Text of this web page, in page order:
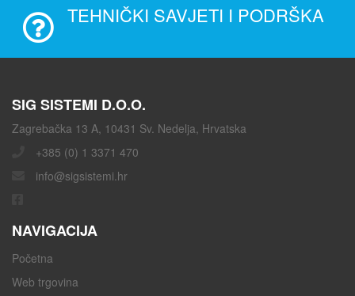
TEHNIČKI SAVJETI I PODRŠKA
SIG SISTEMI D.O.O.
Zagrebačka 13 A, 10431 Sv. Nedelja, Hrvatska
+385 (0) 1 3371 470
info@sigsistemi.hr
NAVIGACIJA
Početna
Web trgovina